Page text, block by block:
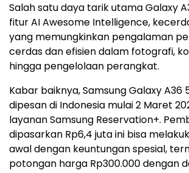
Salah satu daya tarik utama Galaxy
fitur AI Awesome Intelligence,
yang memungkinkan pengalaman
cerdas dan efisien dalam fotografi,
hingga pengelolaan perangkat.
Kabar baiknya, Samsung Galaxy A36
dipesan di Indonesia mulai 2 Maret
layanan Samsung Reservation+.
dipasarkan Rp6,4 juta ini bisa
awal dengan keuntungan spesial,
potongan harga Rp300.000 dengan